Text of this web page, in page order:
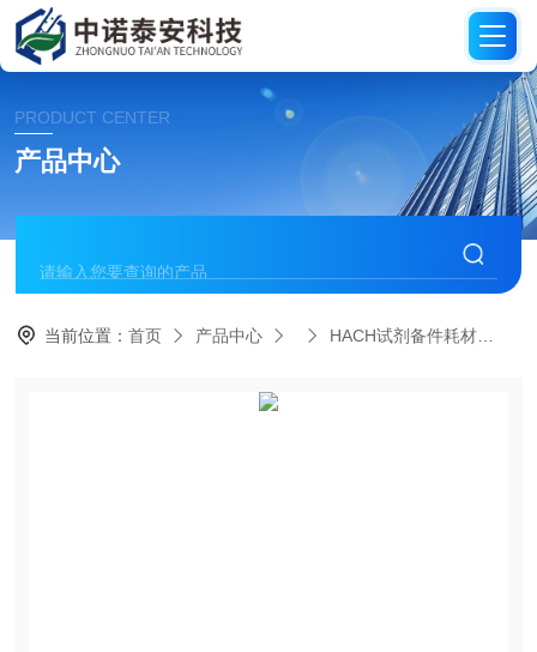
PRODUCT CENTER
产品中心
当前位置：首页 产品中心 HACH试剂备件耗材